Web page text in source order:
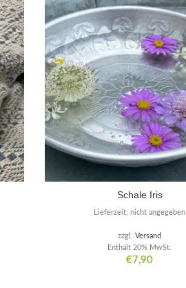
Schale Iris
€7,90
Enthält 20% MwSt.
zzgl.Versand
Lieferzeit: nicht angegeben